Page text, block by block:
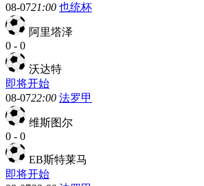
08-0721:00 也统杯
阿里塔泽
0 - 0
沃达特
即将开始
08-0722:00 法罗甲
维斯图尔
0 - 0
EB斯特莱马
即将开始